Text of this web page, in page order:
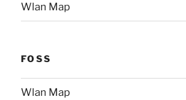
Wlan Map
FOSS
Wlan Map